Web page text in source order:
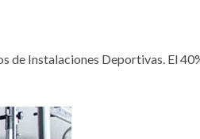
de Instalaciones Deportivas. El